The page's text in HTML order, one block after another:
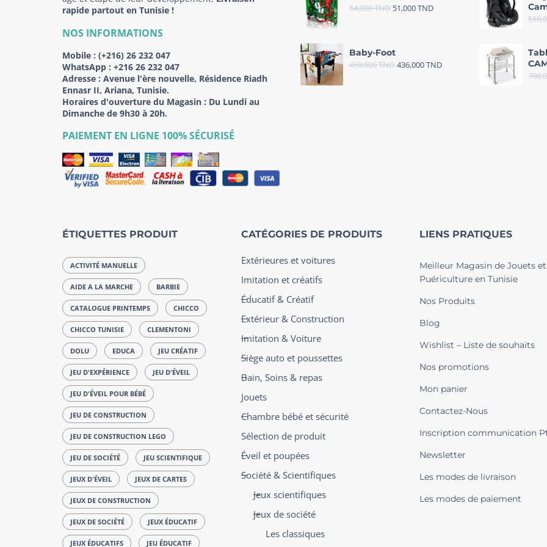
rapide partout en Tunisie !
NOS INFORMATIONS
Mobile : (+216) 26 232 047
WhatsApp : +216 26 232 047
Adresse : Avenue l'ère nouvelle, Résidence Riadh
Ennasr II, Ariana, Tunisie.
Horaires d'ouverture du Magasin : Du Lundi au
Dimanche de 9h30 à 20h.
PAIEMENT EN LIGNE 100% SÉCURISÉ
54,000TND 51,000TND
Baby-Foot
459,000TND 436,000TND
ÉTIQUETTES PRODUIT
ACTIVITÉ MANUELLE
AIDE A LA MARCHE BARBIE
CATALOGUE PRINTEMPS CHICCO
CHICCO TUNISIE CLEMENTONI
DOLU EDUCA JEU CRÉATIF
JEU D'EXPÉRIENCE JEU D'ÉVEIL
JEU D'ÉVEIL POUR BÉBÉ
JEU DE CONSTRUCTION
JEU DE CONSTRUCTION LEGO
JEU DE SOCIÉTÉ JEU SCIENTIFIQUE
JEUX D'ÉVEIL JEUX DE CARTES
JEUX DE CONSTRUCTION
JEUX DE SOCIÉTÉ JEUX ÉDUCATIF
JEUX ÉDUCATIFS JEU ÉDUCATIF
CATÉGORIES DE PRODUITS
Extérieures et voitures
Imitation et créatifs
Éducatif & Créatif
Extérieur & Construction
Imitation & Voiture
Siège auto et poussettes
Bain, Soins & repas
Jouets
Chambre bébé et sécurité
Sélection de produit
Éveil et poupées
Société & Scientifiques
Jeux scientifiques
Jeux de société
Les classiques
LIENS PRATIQUES
Meilleur Magasin de Jouets et
Puériculture en Tunisie
Nos Produits
Blog
Wishlist – Liste de souhaits
Nos promotions
Mon panier
Contactez-Nous
Inscription communication
Newsletter
Les modes de livraison
Les modes de paiement